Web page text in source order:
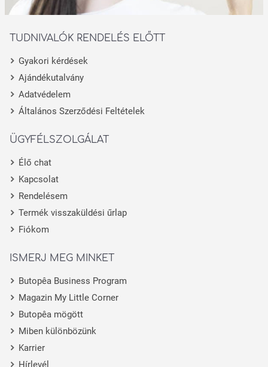
TUDNIVALÓK RENDELÉS ELŐTT
Gyakori kérdések
Ajándékutalvány
Adatvédelem
Általános Szerződési Feltételek
ÜGYFÉLSZOLGÁLAT
Élő chat
Kapcsolat
Rendelésem
Termék visszaküldési űrlap
Fiókom
ISMERJ MEG MINKET
Butopêa Business Program
Magazin My Little Corner
Butopêa mögött
Miben különbözünk
Karrier